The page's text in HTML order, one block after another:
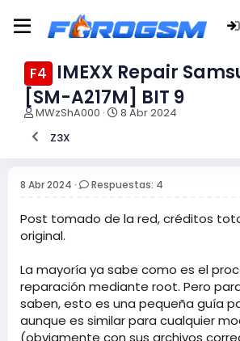
F4
IMEXX Repair
[SM-A217M] BIT 9
I
i
a
o
r
d
l
t
e
m
a
MWzShA000
F
d
n
i
o
8 Abr 2024
Z3X
8 Abr 2024 Respuestas: 4
Post tomado de la red, créditos
original.
La mayoría ya sabe como es el
reparación mediante root. Pero
saben, esto es una pequeña guía
aunque es similar para cualquier
(obviamente con sus archivos